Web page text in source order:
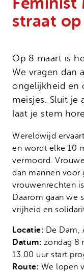
straat
Op 8 maart is
We vragen dan
ongelijkheid en
meisjes. Sluit je
laat je stem
Wereldwijd
en wordt elke 10
vermoord.
dan mannen
vrouwenrechten
Daarom gaan we
vrijheid en
Locatie: De Dam,
Datum: zondag 8
13.00 uur start
Route: We lopen
Noodfonds
Onze
Jaarverslag
Contact